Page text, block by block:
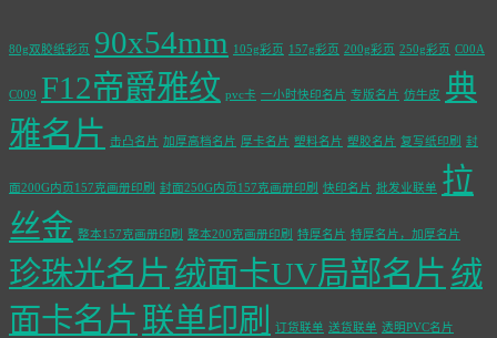
80g双胶纸彩页 90x54mm 105g彩页 157g彩页 200g彩页 250g彩页 C00A
C009 F12帝爵雅纹 pvc卡 一小时快印名片 专版名片 仿牛皮 典
雅名片 击凸名片 加厚高档名片 厚卡名片 塑料名片 塑胶名片 复写纸印刷 封
面200G内页157克画册印刷 封面250G内页157克画册印刷 快印名片 批发业联单 拉
丝金 整本157克画册印刷 整本200克画册印刷 特厚名片 特厚名片，加厚名片
珍珠光名片 绒面卡UV局部名片 绒
面卡名片 联单印刷 订货联单 送货联单 透明PVC名片